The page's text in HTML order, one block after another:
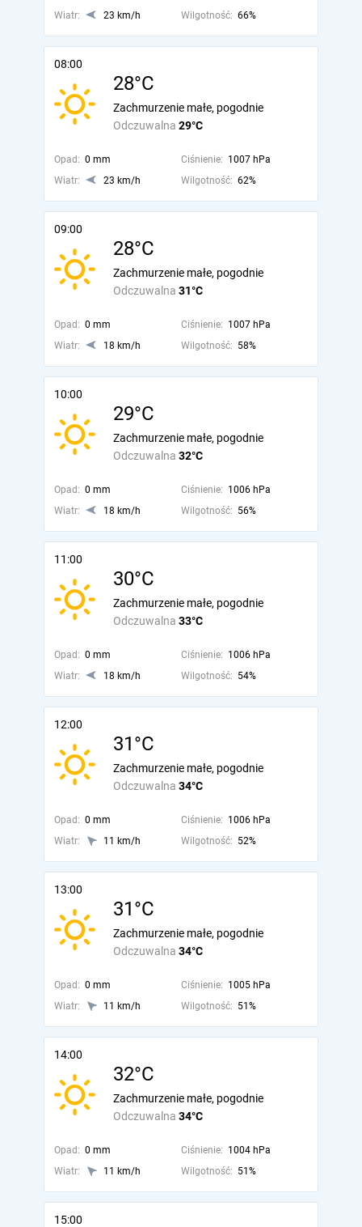
Wiatr: 23 km/h Wilgotność: 66%
08:00
28°C
Odczuwalna 29°C
Zachmurzenie małe, pogodnie
Opad: 0 mm Ciśnienie: 1007 hPa
Wiatr:
23 km/h Wilgotność: 62%
09:00
28°C
Odczuwalna 31°C
Zachmurzenie małe, pogodnie
Opad: 0 mm Ciśnienie: 1007 hPa
Wiatr:
18 km/h Wilgotność: 58%
10:00
29°C
Odczuwalna 32°C
Zachmurzenie małe, pogodnie
Opad: 0 mm Ciśnienie: 1006 hPa
Wiatr:
18 km/h Wilgotność: 56%
11:00
30°C
Odczuwalna 33°C
Zachmurzenie małe, pogodnie
Opad: 0 mm Ciśnienie: 1006 hPa
Wiatr:
18 km/h Wilgotność: 54%
12:00
31°C
Odczuwalna 34°C
Zachmurzenie małe, pogodnie
Opad: 0 mm Ciśnienie: 1006 hPa
Wiatr:
11 km/h Wilgotność: 52%
13:00
31°C
Odczuwalna 34°C
Zachmurzenie małe, pogodnie
Opad: 0 mm Ciśnienie: 1005 hPa
Wiatr:
11 km/h Wilgotność: 51%
14:00
32°C
Odczuwalna 34°C
Zachmurzenie małe, pogodnie
Opad: 0 mm Ciśnienie: 1004 hPa
Wiatr:
11 km/h Wilgotność: 51%
15:00